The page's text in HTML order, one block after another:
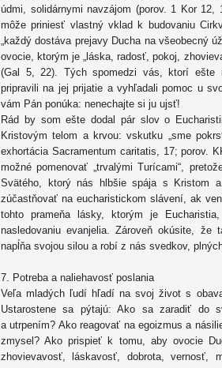
údmi, solidárnymi navzájom (porov. 1 Kor
môže priniesť vlastný vklad k budovaniu
„každý dostáva prejavy Ducha na všeobecný
ovocie, ktorým je „láska, radosť, pokoj,
(Gal 5, 22). Tých spomedzi vás, ktorí ešte
pripravili na jej prijatie a vyhľadali pomoc u
vám Pán ponúka: nenechajte si ju ujsť!
Rád by som ešte dodal pár slov o
Kristovým telom a krvou: vskutku „sme
exhortácia Sacramentum caritatis, 17; porov.
možné pomenovať „trvalými Turícami“,
Svätého, ktorý nás hlbšie spája s Kristom
zúčastňovať na eucharistickom slávení, ak
tohto prameňa lásky, ktorým je
nasledovaniu evanjelia. Zároveň okúsite,
napĺňa svojou silou a robí z nás svedkov,
7. Potreba a naliehavosť poslania
Veľa mladých ľudí hľadí na svoj život s
Ustarostene sa pýtajú: Ako sa zaradiť do
a utrpením? Ako reagovať na egoizmus a
zmysel? Ako prispieť k tomu, aby ovocie
zhovievavosť, láskavosť, dobrota, vernosť,